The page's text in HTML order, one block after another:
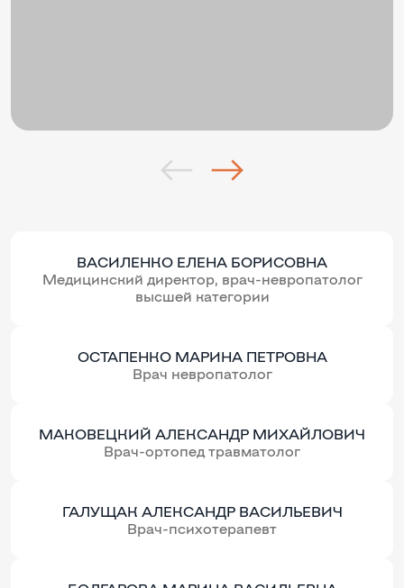
ВАСИЛЕНКО ЕЛЕНА БОРИСОВНА
Медицинский директор, врач-невропатолог
высшей категории
ОСТАПЕНКО МАРИНА ПЕТРОВНА
Врач невропатолог
МАКОВЕЦКИЙ АЛЕКСАНДР МИХАЙЛОВИЧ
Врач-ортопед травматолог
ГАЛУЩАК АЛЕКСАНДР ВАСИЛЬЕВИЧ
Врач-психотерапевт